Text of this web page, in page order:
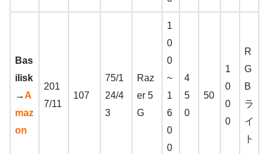
Bas
ilisk
→A
maz
on
201
7/11
107
75/1
24/4
3
Raz
er 5
G
1
0
0
~
1
6
0
0
4
5
0
50
1
0
0
0
R
G
B
ラ
イ
ト